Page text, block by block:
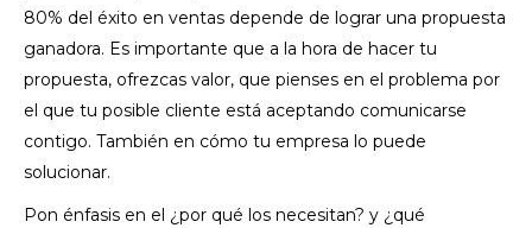
80% del éxito en ventas depende de lograr una propuesta
ganadora. Es importante que a la hora de hacer tu
propuesta, ofrezcas valor, que pienses en el problema por
el que tu posible cliente está aceptando comunicarse
contigo. También en cómo tu empresa lo puede
solucionar.
Pon énfasis en el ¿por qué los necesitan? y ¿qué